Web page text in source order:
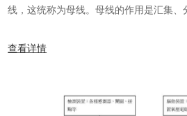
线，这统称为母线。母线的作用是汇集、
查看详情